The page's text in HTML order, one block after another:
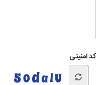
کد امنیتی